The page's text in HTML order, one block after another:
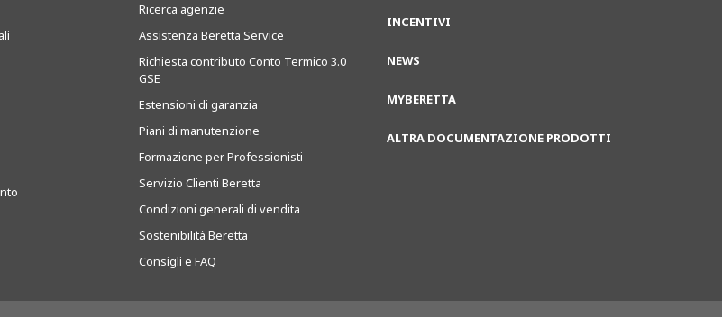
Ricerca agenzie
Assistenza Beretta Service
Richiesta contributo Conto Termico 3.0
GSE
Estensioni di garanzia
Piani di manutenzione
Formazione per Professionisti
Servizio Clienti Beretta
Condizioni generali di vendita
Sostenibilità Beretta
Consigli e FAQ
INCENTIVI
NEWS
MYBERETTA
ALTRA DOCUMENTAZIONE PRODOTTI